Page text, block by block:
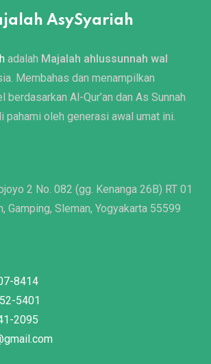
AsySyariah
adalah Majalah ahlussunnah wal
Membahas dan menampilkan
berdasarkan Al-Qur’an dan As Sunnah
pahami oleh generasi awal umat ini.
2 No. 082 (gg. Kenanga 26B) RT 01
Gamping, Sleman, Yogyakarta 55599
8414
5401
2095